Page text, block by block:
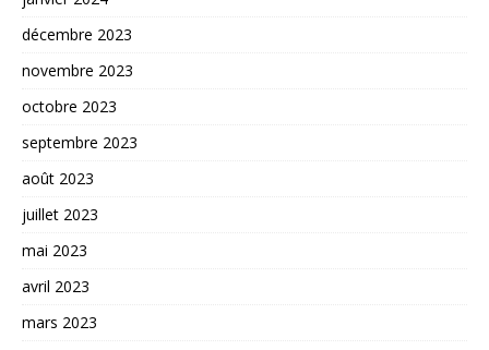
décembre 2023
novembre 2023
octobre 2023
septembre 2023
août 2023
juillet 2023
mai 2023
avril 2023
mars 2023